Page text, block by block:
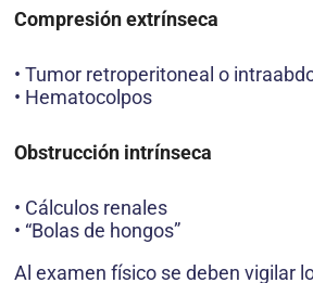
Compresión extrínseca
• Tumor retroperitoneal o
• Hematocolpos
Obstrucción intrínseca
• Cálculos renales
• “Bolas de hongos”
Al examen físico se deben vigilar